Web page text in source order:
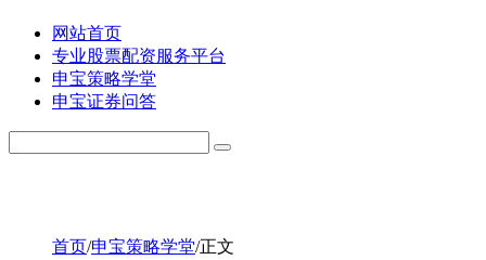
网站首页
专业股票配资服务平台
申宝策略学堂
申宝证券问答
首页/申宝策略学堂/正文